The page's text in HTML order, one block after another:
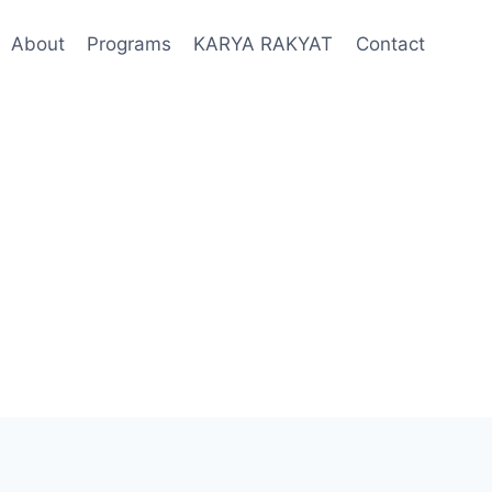
About Programs KARYA RAKYAT Contact